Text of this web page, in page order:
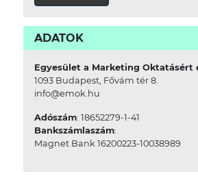
ADATOK
Egyesület a Marketing Oktatásért
1093 Budapest, Fővám tér 8.
info@emok.hu
Adószám: 18652279-1-41
Bankszámlaszám:
Magnet Bank 16200223-10038989